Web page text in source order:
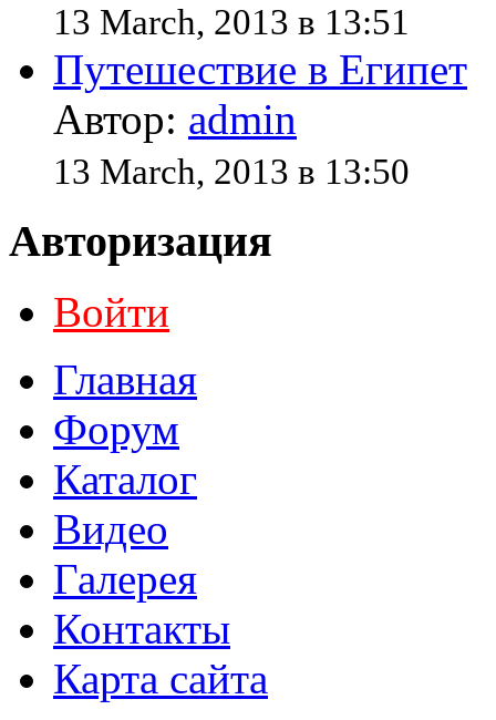
13 March, 2013 в 13:51
Путешествие в Египет
Автор: admin
13 March, 2013 в 13:50
Авторизация
Войти
Главная
Форум
Каталог
Видео
Галерея
Контакты
Карта сайта